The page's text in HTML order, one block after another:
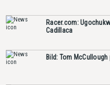
Racer.com:
Cadillaca
Bild: Tom